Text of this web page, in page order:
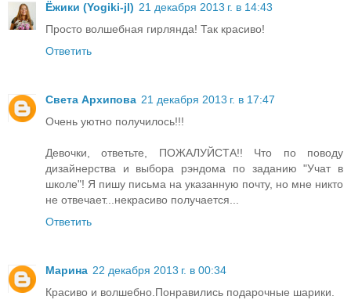
Ёжики (Yogiki-jl) 21 декабря 2013 г. в 14:43
Просто волшебная гирлянда! Так красиво!
Ответить
Света Архипова 21 декабря 2013 г. в 17:47
Очень уютно получилось!!!
Девочки, ответьте, ПОЖАЛУЙСТА!! Что по поводу
дизайнерства и выбора рэндома по заданию "Учат в
школе"! Я пишу письма на указанную почту, но мне никто
не отвечает...некрасиво получается...
Ответить
Марина 22 декабря 2013 г. в 00:34
Красиво и волшебно.Понравились подарочные шарики.